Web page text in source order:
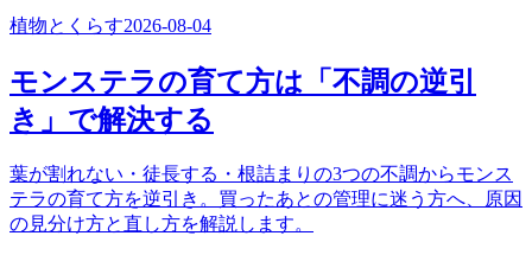
植物とくらす2026-08-04
モンステラの育て方は「不調の逆引
き」で解決する
葉が割れない・徒長する・根詰まりの3つの不調からモンス
テラの育て方を逆引き。買ったあとの管理に迷う方へ、原因
の見分け方と直し方を解説します。